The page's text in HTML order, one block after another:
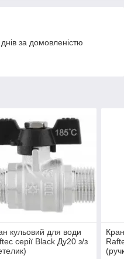
за домовленістю
кульовий для води
серії Black Ду20 з/з